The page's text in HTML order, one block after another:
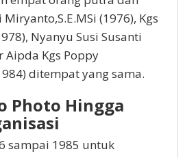
(1976), Kgs
Nyanyu Susi Susanti
Aipda Kgs Poppy
ditempat yang sama.
Photo Hingga
sampai 1985 untuk